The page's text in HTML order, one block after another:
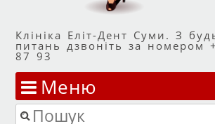
Клініка Еліт-Дент Суми. З
питань дзвоніть за номером
87 93
Меню
Перейти до змісту
Пошук